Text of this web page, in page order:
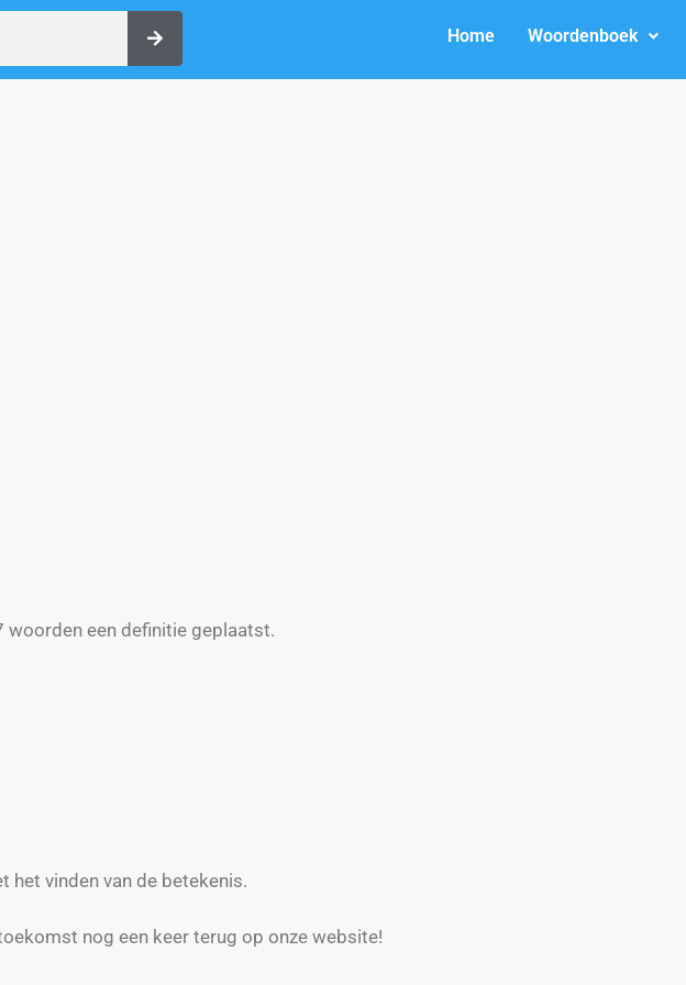
Home Woordenboek
woorden een definitie geplaatst.
het vinden van de betekenis.
nog een keer terug op onze website!